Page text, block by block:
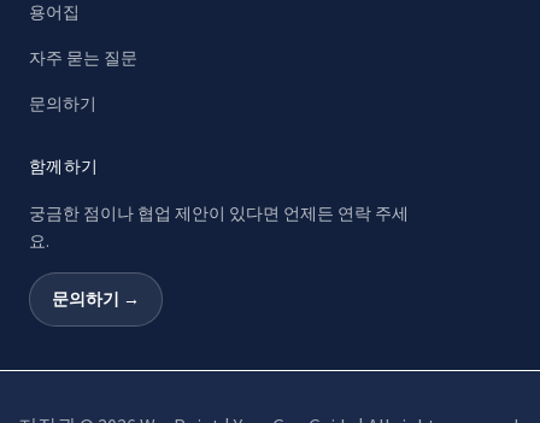
용어집
자주 묻는 질문
문의하기
함께하기
궁금한 점이나 협업 제안이 있다면 언제든 연락 주세
요.
문의하기 →